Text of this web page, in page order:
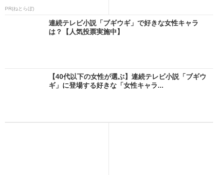
PR(ねとらぼ)
連続テレビ小説「ブギウギ」で好きな女性キャラ
は？【人気投票実施中】
【40代以下の女性が選ぶ】連続テレビ小説「ブギウ
ギ」に登場する好きな「女性キャラ...